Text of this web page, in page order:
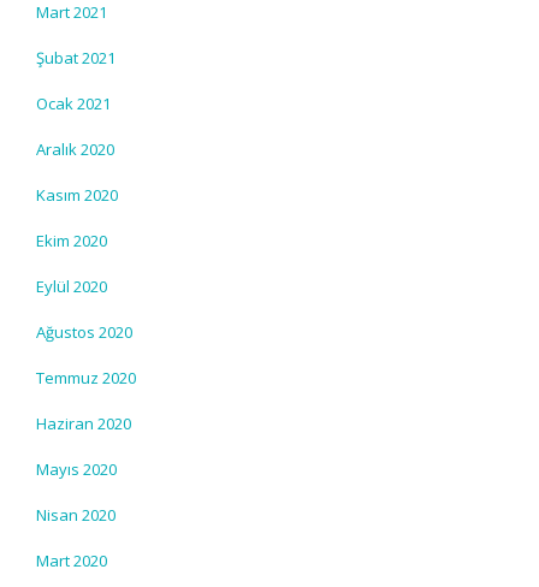
Mart 2021
Şubat 2021
Ocak 2021
Aralık 2020
Kasım 2020
Ekim 2020
Eylül 2020
Ağustos 2020
Temmuz 2020
Haziran 2020
Mayıs 2020
Nisan 2020
Mart 2020